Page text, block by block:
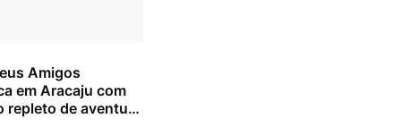
Amigos
em Aracaju com
repleto de aventura